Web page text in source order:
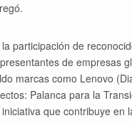
participación de
de empresas
marcas como Lenovo
Palanca para la
que contribuye en